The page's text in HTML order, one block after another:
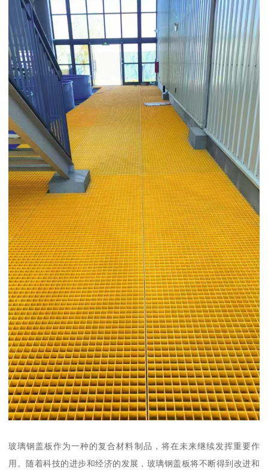
玻璃钢盖板作为一种的复合材料制品，将在未来继续发挥重要作
用。随着科技的进步和经济的发展，玻璃钢盖板将不断得到改进和